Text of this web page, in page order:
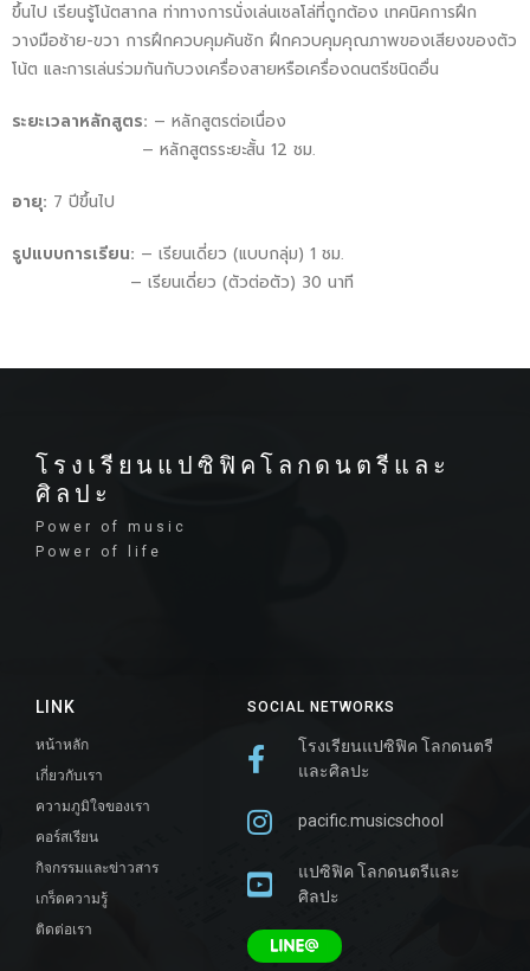
ขึ้นไป​ เรียนรู้โน้ตสากล ท่าทางการนั่งเล่นเชลโล่ที่ถูกต้อง เทคนิคการฝึก
วางมือซ้าย-ขวา การฝึกควบคุมคันชัก ฝึกควบคุมคุณภาพของเสียงของตัว
โน้ต และการเล่นร่วมกันกับวงเครื่องสายหรือเครื่องดนตรีชนิดอื่น ​
ระยะเวลาหลักสูตร: – หลักสูตรต่อเนื่อง
– หลักสูตรระยะสั้น 12 ชม.
อายุ: 7 ปีขึ้นไป
รูปแบบการเรียน: – เรียนเดี่ยว (แบบกลุ่ม) 1 ชม.
– เรียนเดี่ยว (ตัวต่อตัว) 30 นาที
SOCIAL NETWORKS
โรงเรียนแปซิฟิค โลกดนตรี
และศิลปะ
pacific.musicschool
แปซิฟิค โลกดนตรีและ
ศิลปะ
LINK
หน้าหลัก
เกี่ยวกับเรา
ความภูมิใจของเรา
คอร์สเรียน
กิจกรรมและข่าวสาร
เกร็ดความรู้
ติดต่อเรา
โรงเรียนแปซิฟิคโลกดนตรีและ
ศิลปะ
Power of music
Power of life